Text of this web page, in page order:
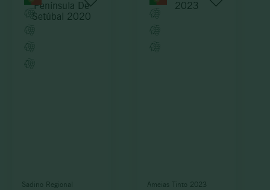
Sadino Regional
Ameias Tinto 2023